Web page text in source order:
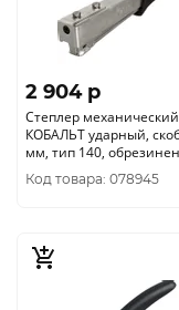
2 904 p
Степлер механический
КОБАЛЬТ ударный, скобы 6-10
мм, тип 140, обрезиненная
рукоятка 790-410
Код товара: 078945